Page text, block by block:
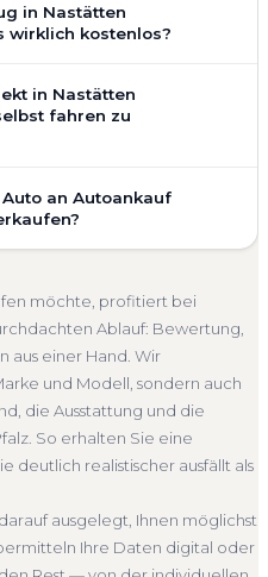
abgelaufenem TÜV oder
in Nastätten an. Der
Rechner berücksichtigen
Nachfrage für eine
in Nastätten
kostenlos?
Wir prüfen Marke,
Ausstattung, Pflegezustand
— speziell für den Markt in
in Nastätten
fahren zu
direkt an Ihrer Adresse —
oder an einem Treffpunkt
Wunsch übernehmen wir
Barzahlung
an Autoankauf
und ganz
kostenlose Bewertung,
Wunsch den kompletten
Abmeldung. Über 4.800
sich.
Komplettservice
möchte, profitiert bei
Ablauf: Bewertung,
aus einer Hand. Wir
und Modell, sondern auch
die Ausstattung und die
So erhalten Sie eine
deutlich realistischer ausfällt als
ausgelegt, Ihnen möglichst
Ihre Daten digital oder